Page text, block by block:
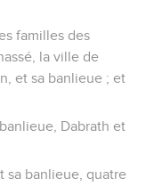
familles des
la ville de
et sa banlieue ; et
Dabrath et
sa banlieue, quatre